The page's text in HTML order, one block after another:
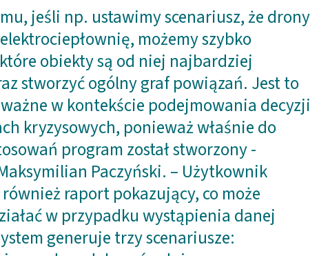
jeśli np. ustawimy scenariusz, że drony
możemy szybko
obiekty są od niej najbardziej
stworzyć ogólny graf powiązań. Jest to
w kontekście podejmowania decyzji
kryzysowych, ponieważ właśnie do
program został stworzony -
Paczyński. – Użytkownik
raport pokazujący, co może
w przypadku wystąpienia danej
generuje trzy scenariusze: